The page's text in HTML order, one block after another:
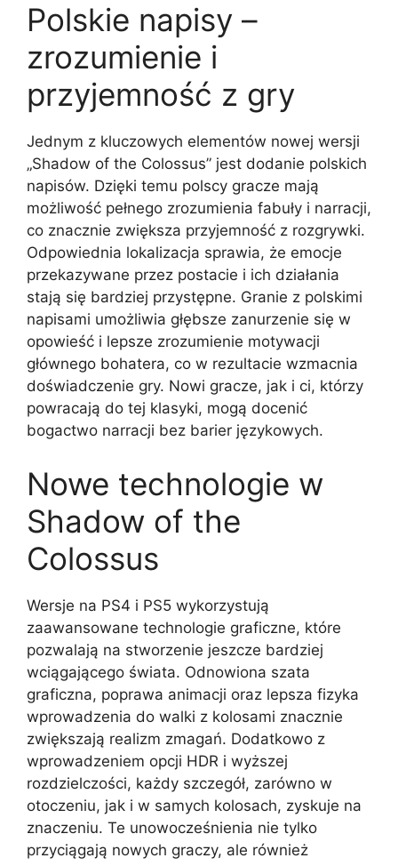
Polskie napisy –
zrozumienie i
przyjemność z gry
Jednym z kluczowych elementów nowej wersji
„Shadow of the Colossus” jest dodanie polskich
napisów. Dzięki temu polscy gracze mają
możliwość pełnego zrozumienia fabuły i narracji,
co znacznie zwiększa przyjemność z rozgrywki.
Odpowiednia lokalizacja sprawia, że emocje
przekazywane przez postacie i ich działania
stają się bardziej przystępne. Granie z polskimi
napisami umożliwia głębsze zanurzenie się w
opowieść i lepsze zrozumienie motywacji
głównego bohatera, co w rezultacie wzmacnia
doświadczenie gry. Nowi gracze, jak i ci, którzy
powracają do tej klasyki, mogą docenić
bogactwo narracji bez barier językowych.
Nowe technologie w
Shadow of the
Colossus
Wersje na PS4 i PS5 wykorzystują
zaawansowane technologie graficzne, które
pozwalają na stworzenie jeszcze bardziej
wciągającego świata. Odnowiona szata
graficzna, poprawa animacji oraz lepsza fizyka
wprowadzenia do walki z kolosami znacznie
zwiększają realizm zmagań. Dodatkowo z
wprowadzeniem opcji HDR i wyższej
rozdzielczości, każdy szczegół, zarówno w
otoczeniu, jak i w samych kolosach, zyskuje na
znaczeniu. Te unowocześnienia nie tylko
przyciągają nowych graczy, ale również